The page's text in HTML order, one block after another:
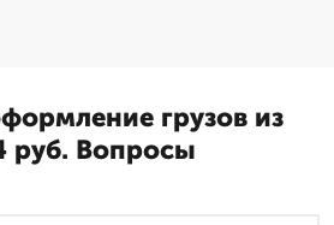
грузов из
руб. Вопросы